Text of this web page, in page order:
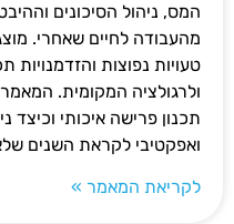
המס, ניהול הסיכונים
מהעבודה לחיים שאחרי.
טעויות נפוצות והזדמנויות
ולרגולציה המקומית. המאמר
תכנון פרישה איכותי וכיצד
ואפקטיבי לקראת השנים
לקריאת המאמר »